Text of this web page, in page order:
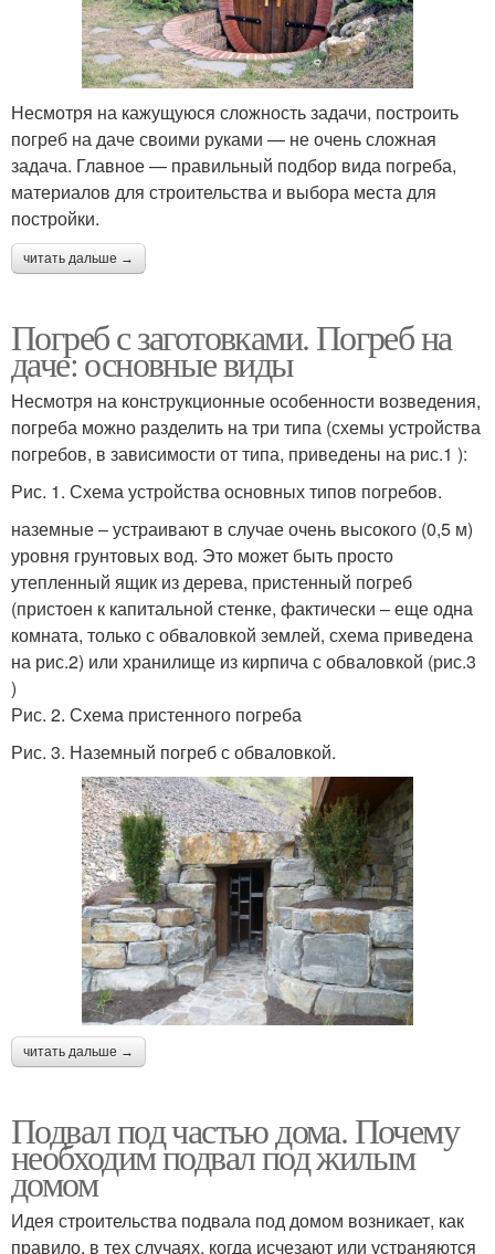
Несмотря на кажущуюся сложность задачи, построить
погреб на даче своими руками — не очень сложная
задача. Главное — правильный подбор вида погреба,
материалов для строительства и выбора места для
постройки.
читать дальше →
Погреб с заготовками. Погреб на
даче: основные виды
Несмотря на конструкционные особенности возведения,
погреба можно разделить на три типа (схемы устройства
погребов, в зависимости от типа, приведены на рис.1 ):
Рис. 1. Схема устройства основных типов погребов.
наземные – устраивают в случае очень высокого (0,5 м)
уровня грунтовых вод. Это может быть просто
утепленный ящик из дерева, пристенный погреб
(пристоен к капитальной стенке, фактически – еще одна
комната, только с обваловкой землей, схема приведена
на рис.2) или хранилище из кирпича с обваловкой (рис.3
)
Рис. 2. Схема пристенного погреба
Рис. 3. Наземный погреб с обваловкой.
читать дальше →
Подвал под частью дома. Почему
необходим подвал под жилым
домом
Идея строительства подвала под домом возникает, как
правило, в тех случаях, когда исчезают или устраняются